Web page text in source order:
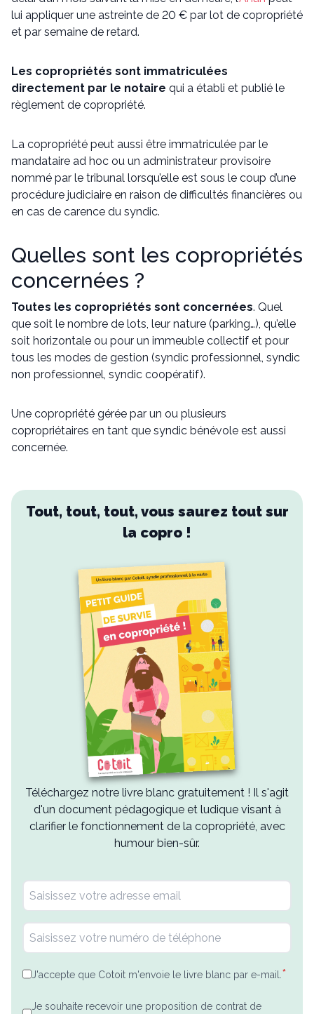
lui appliquer une astreinte de 20 € par lot de copropriété
et par semaine de retard.
Les copropriétés sont immatriculées
directement par le notaire qui a établi et publié le
règlement de copropriété.
La copropriété peut aussi être immatriculée par le
mandataire ad hoc ou un administrateur provisoire
nommé par le tribunal lorsqu’elle est sous le coup d’une
procédure judiciaire en raison de difficultés financières ou
en cas de carence du syndic.
Quelles sont les copropriétés
concernées ?
Toutes les copropriétés sont concernées. Quel
que soit le nombre de lots, leur nature (parking…), qu’elle
soit horizontale ou pour un immeuble collectif et pour
tous les modes de gestion (syndic professionnel, syndic
non professionnel, syndic coopératif).
Une copropriété gérée par un ou plusieurs
copropriétaires en tant que syndic bénévole est aussi
concernée.
Tout, tout, tout, vous saurez tout sur
la copro !
Téléchargez notre livre blanc gratuitement ! Il s'agit
d'un document pédagogique et ludique visant à
clarifier le fonctionnement de la copropriété, avec
humour bien-sûr.
J'accepte que Cotoit m'envoie le livre blanc par e-mail. *
Je souhaite recevoir une proposition de contrat de